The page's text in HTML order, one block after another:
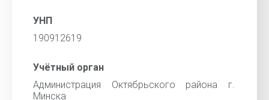
УНП
190912619
Учётный орган
Администрация Октябрьского района г.
Минска